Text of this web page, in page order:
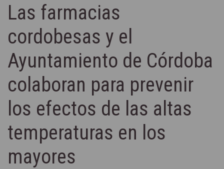
Las farmacias
cordobesas y el
Ayuntamiento de Córdoba
colaboran para prevenir
los efectos de las altas
temperaturas en los
mayores